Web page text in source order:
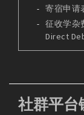
寄宿申请
征收学杂
Direct
社群平台